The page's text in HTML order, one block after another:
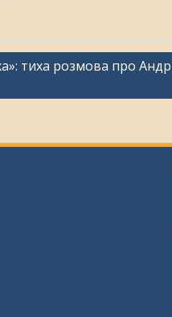
тиха розмова про